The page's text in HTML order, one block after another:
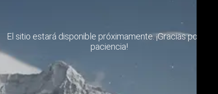
El sitio estará disponible próximamente. ¡Gracias por su
paciencia!